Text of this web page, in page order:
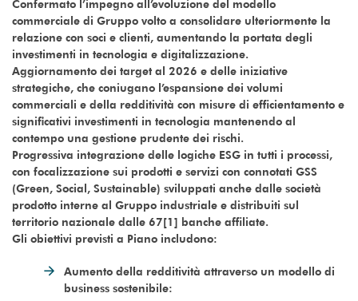
Confermato l’impegno all’evoluzione del modello
commerciale di Gruppo volto a consolidare ulteriormente la
relazione con soci e clienti, aumentando la portata degli
investimenti in tecnologia e digitalizzazione.
Aggiornamento dei target al 2026 e delle iniziative
strategiche, che coniugano l’espansione dei volumi
commerciali e della redditività con misure di efficientamento e
significativi investimenti in tecnologia mantenendo al
contempo una gestione prudente dei rischi.
Progressiva integrazione delle logiche ESG in tutti i processi,
con focalizzazione sui prodotti e servizi con connotati GSS
(Green, Social, Sustainable) sviluppati anche dalle società
prodotto interne al Gruppo industriale e distribuiti sul
territorio nazionale dalle 67[1] banche affiliate.
Gli obiettivi previsti a Piano includono:
Aumento della redditività attraverso un modello di
business sostenibile: